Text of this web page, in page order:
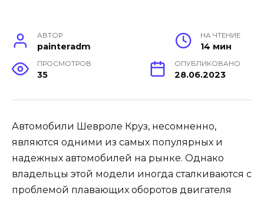
АВТОР
painteradm
НА ЧТЕНИЕ
14 мин
ПРОСМОТРОВ
35
ОПУБЛИКОВАНО
28.06.2023
Автомобили Шевроле Круз, несомненно,
являются одними из самых популярных и
надежных автомобилей на рынке. Однако
владельцы этой модели иногда сталкиваются с
проблемой плавающих оборотов двигателя